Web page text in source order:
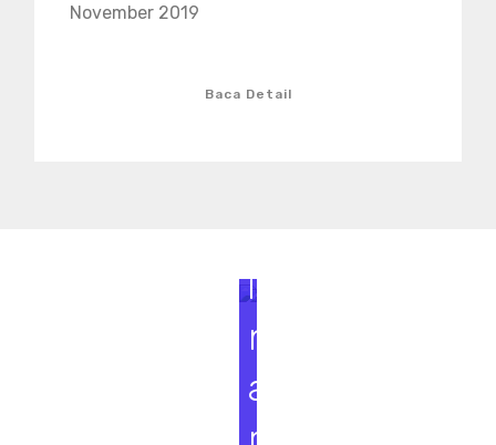
November 2019
Baca Detail
i
n
a